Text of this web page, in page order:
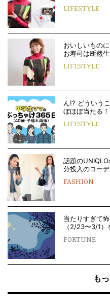
LIFESTYLE
おいしいもの
お寿司は断然
LIFESTYLE
ん!? どういう
ぼほぼ当たる
LIFESTYLE
話題の
分投入のコー
FASHION
当たりすぎて
（2/23〜3/1
FORTUNE
も